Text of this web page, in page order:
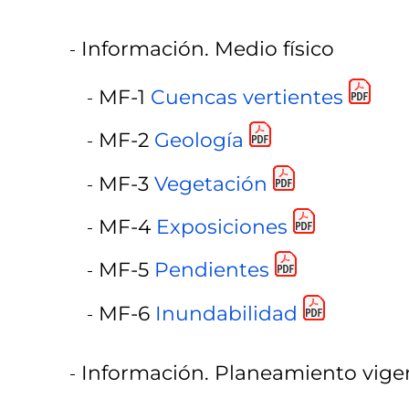
Información. Medio físico
MF-1 Cuencas vertientes
MF-2 Geología
MF-3 Vegetación
MF-4 Exposiciones
MF-5 Pendientes
MF-6 Inundabilidad
Información. Planeamiento